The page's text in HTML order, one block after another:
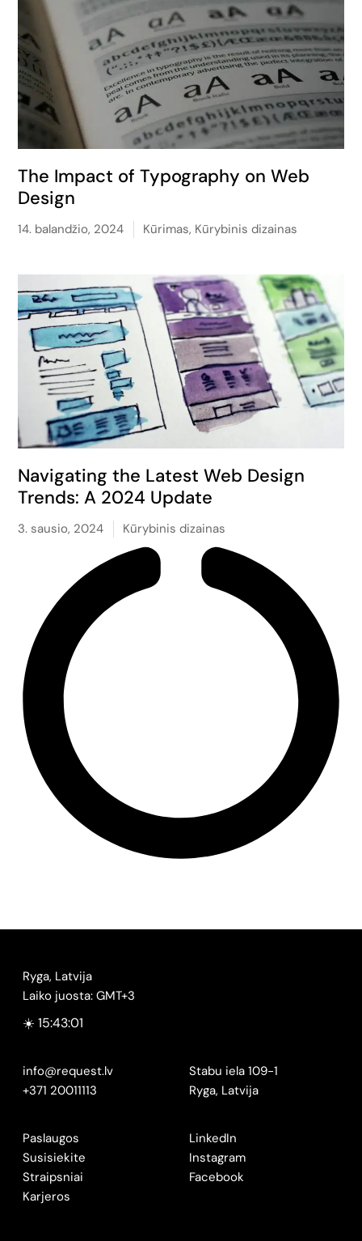
The Impact of Typography on Web
Design
14. balandžio, 2024 Kūrimas, Kūrybinis dizainas
Navigating the Latest Web Design
Trends: A 2024 Update
3. sausio, 2024 Kūrybinis dizainas
Ryga, Latvija
Laiko juosta: GMT+3
☀️ 15:43:02
info@request.lv
+371 20011113
Stabu iela 109-1
Ryga, Latvija
Paslaugos
Susisiekite
Straipsniai
Karjeros
LinkedIn
Instagram
Facebook